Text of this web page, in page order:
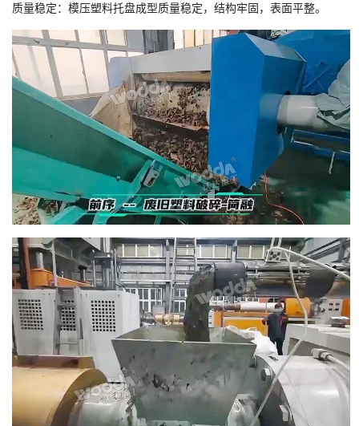
质量稳定：模压塑料托盘成型质量稳定，结构牢固，表面平整。